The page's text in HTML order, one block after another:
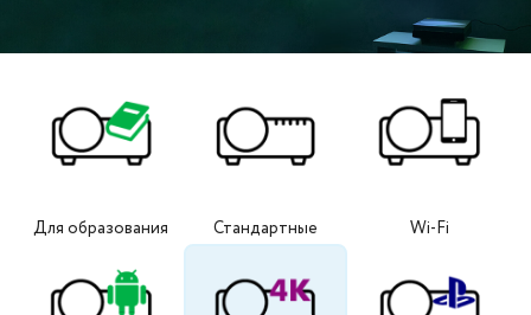
Для образования Стандартные Wi-Fi